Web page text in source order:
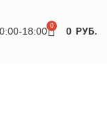
18:00 0 0 РУБ.